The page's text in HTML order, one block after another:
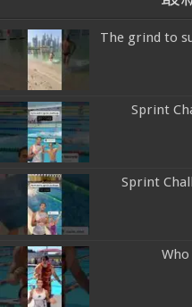
The grind to
Sprint
Sprint